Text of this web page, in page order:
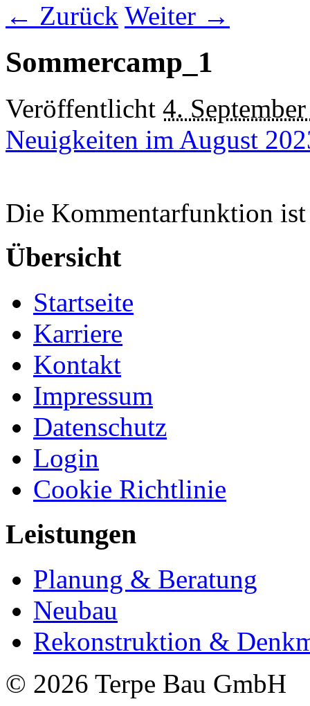
← Zurück Weiter →
Sommercamp_1
Veröffentlicht 4.
Neuigkeiten im August
Die Kommentarfunktion ist
Übersicht
Startseite
Karriere
Kontakt
Impressum
Datenschutz
Login
Cookie Richtlinie
Leistungen
Planung & Beratung
Neubau
Rekonstruktion &
© 2026 Terpe Bau GmbH